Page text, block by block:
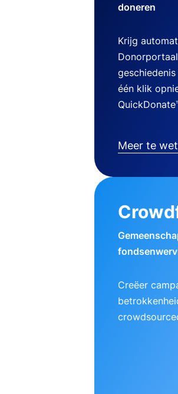
doneren
Krijg
één klik
Meer te
Creëer